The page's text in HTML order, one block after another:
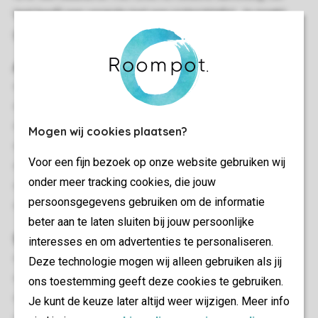
Mogen wij cookies plaatsen?
Voor een fijn bezoek op onze website gebruiken wij
onder meer tracking cookies, die jouw
persoonsgegevens gebruiken om de informatie
beter aan te laten sluiten bij jouw persoonlijke
interesses en om advertenties te personaliseren.
Deze technologie mogen wij alleen gebruiken als jij
ons toestemming geeft deze cookies te gebruiken.
Je kunt de keuze later altijd weer wijzigen. Meer info
tent heeft een veranda met een picknicktafel. Je maakt
Elektrische kachel
Geschikt voor 6 personen
Rookvrij
Huisdiervrij
Slaapkamer(s)
Aantal slaapkamers: 2
Aantal stapelbedden: 2
Aantal tweepersoonsbedden: 1